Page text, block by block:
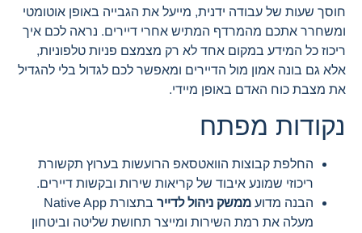
חוסך שעות של עבודה ידנית, מייעל את הגבייה באופן אוטומטי
ומשחרר אתכם מהמרדף המתיש אחרי דיירים. נראה לכם איך
ריכוז כל המידע במקום אחד לא רק מצמצם פניות טלפוניות,
אלא גם בונה אמון מול הדיירים ומאפשר לכם לגדול בלי להגדיל
את מצבת כוח האדם באופן מיידי.
נקודות מפתח
החלפת קבוצות הוואטסאפ הרועשות בערוץ תקשורת
ריכוזי שמונע איבוד של קריאות שירות ובקשות דיירים.
הבנה מדוע ממשק ניהול לדייר
בתצורת Native App
מעלה את רמת השירות ומייצר תחושת שליטה וביטחון